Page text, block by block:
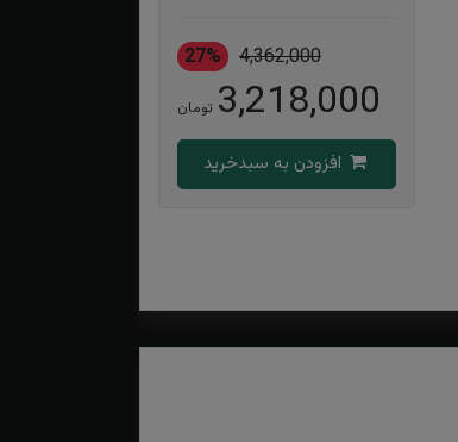
4,362,000
27%
3,218,000 تومان